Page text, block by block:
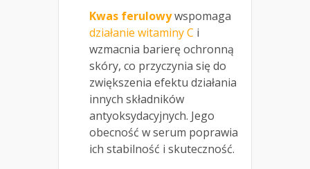
Kwas ferulowywspomaga
działanie witaminy C i
wzmacnia barierę ochronną
skóry, co przyczynia się do
zwiększenia efektu działania
innych składników
antyoksydacyjnych. Jego
obecność w serum poprawia
ich stabilność i skuteczność.